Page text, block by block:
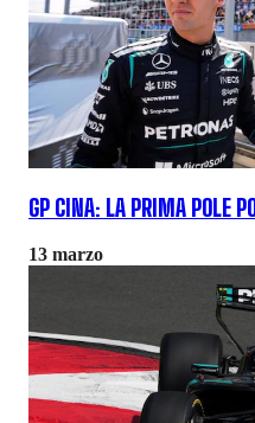
GP CINA: LA PRIMA POLE
13 marzo